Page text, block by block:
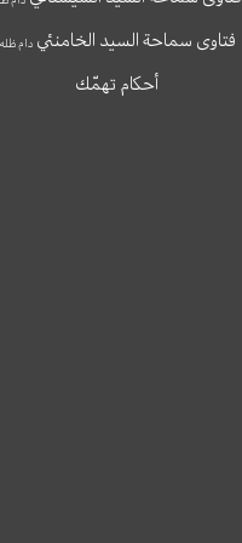
فتاوى سماحة السيد الخامنئيدام ظله
أحكام تهمّك